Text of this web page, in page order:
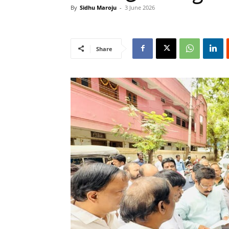
By Sidhu Maroju - 3 June 2026
Share